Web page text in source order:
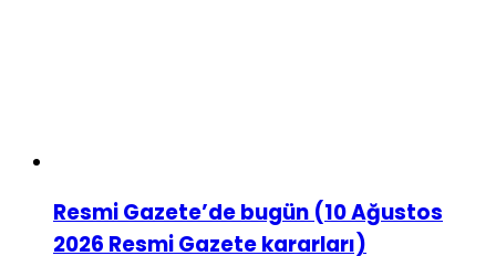
Resmi Gazete’de bugün (10 Ağustos
2026 Resmi Gazete kararları)